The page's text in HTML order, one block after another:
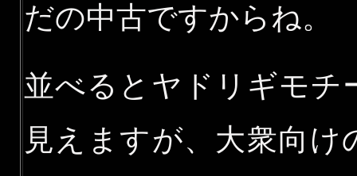
だの中古ですからね。
並べるとヤドリギモ
見えますが、大衆向